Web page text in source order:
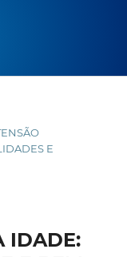
E
IDADE: